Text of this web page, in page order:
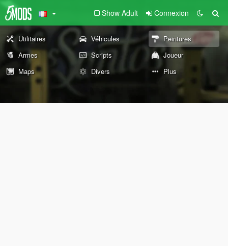
Show Adult Connexion
Utilitaires Véhicules
Peintures
Armes
Scripts
Joueur
Maps
Divers Plus